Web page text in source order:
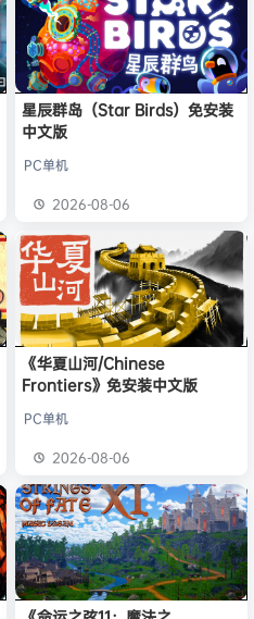
星辰群岛（Star Birds）免安装
中文版
PC单机
2026-08-06
《华夏山河/Chinese
Frontiers》免安装中文版
PC单机
2026-08-06